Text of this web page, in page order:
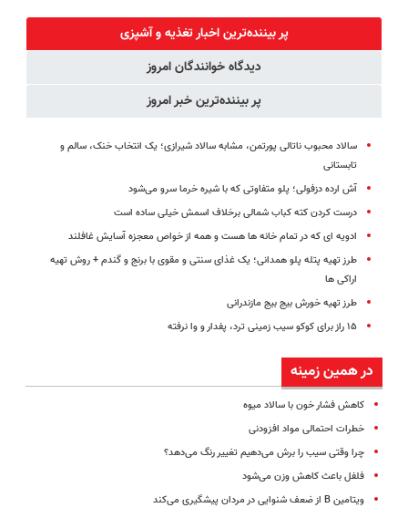
پرداخت درب
منزل)
شیائومی با
تخفیف ویژه🔥
پر بیننده‌ترین اخبار تغذیه و آشپزی
دیدگاه خوانندگان امروز
پر بیننده‌ترین خبر امروز
سالاد محبوب ناتالی پورتمن، مشابه سالاد شیرازی؛ یک انتخاب خنک، سالم و
تابستانی
آش ارده دزفولی؛ پلو متفاوتی که با شیره خرما سرو می‌شود
درست کردن کته کباب شمالی برخلاف اسمش خیلی ساده است
ادویه ای که در تمام خانه ها هست و همه از خواص معجزه آسایش غافلند
طرز تهیه پتله پلو همدانی؛ یک غذای سنتی و مقوی با برنج و گندم + روش تهیه
اراکی ها
طرز تهیه خورش بیج بیج مازندرانی
۱۵ راز برای کوکو سیب زمینی ترد، پفدار و وا نرفته
در همین زمینه
کاهش فشار خون با سالاد میوه
خطرات احتمالی مواد افزودنی
چرا وقتی سیب را برش می‌دهیم تغییر رنگ می‌دهد؟
فلفل باعث کاهش وزن می‌شود
ویتامین B از ضعف شنوایی در مردان پیشگیری می‌کند